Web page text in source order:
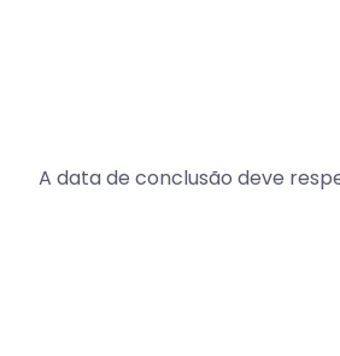
A data de conclusão deve